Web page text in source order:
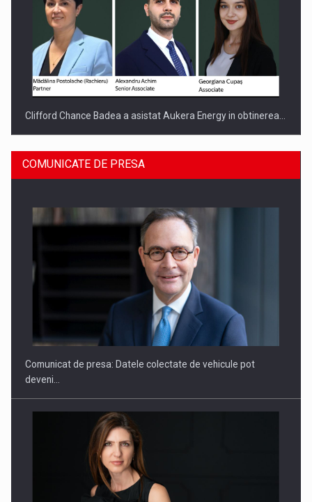
Clifford Chance Badea a asistat Aukera Energy in obtinerea…
SAPTE PERSONALITATI DIN MEDIUL DE AFACERI, ACADEMIC
COMUNICATE DE PRESA
Comunicat de presa: Datele colectate de vehicule pot
deveni…